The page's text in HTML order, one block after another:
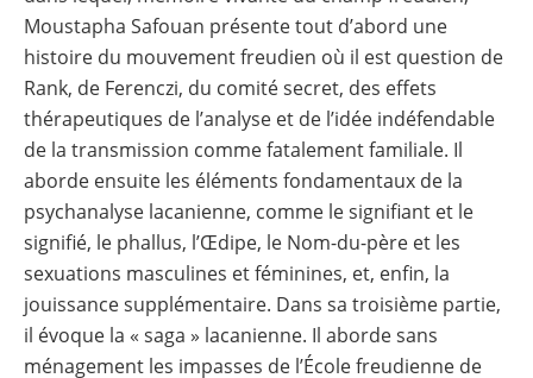
Moustapha Safouan présente tout d’abord une
histoire du mouvement freudien où il est question de
Rank, de Ferenczi, du comité secret, des effets
thérapeutiques de l’analyse et de l’idée indéfendable
de la transmission comme fatalement familiale. Il
aborde ensuite les éléments fondamentaux de la
psychanalyse lacanienne, comme le signifiant et le
signifié, le phallus, l’Œdipe, le Nom-du-père et les
sexuations masculines et féminines, et, enfin, la
jouissance supplémentaire. Dans sa troisième partie,
il évoque la « saga » lacanienne. Il aborde sans
ménagement les impasses de l’École freudienne de